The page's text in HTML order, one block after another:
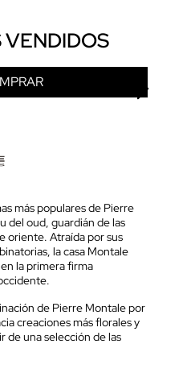
VENDIDOS
más populares de Pierre
del oud, guardián de las
oriente. Atraída por sus
la casa Montale
la primera firma
de Pierre Montale por
creaciones más florales y
de una selección de las